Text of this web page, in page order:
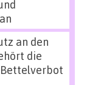
an den
die